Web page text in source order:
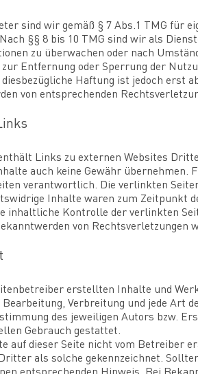
sind wir gemäß § 7 Abs.1 TMG für
§§ 8 bis 10 TMG sind wir als
zu überwachen oder nach
Entfernung oder Sperrung der
Haftung ist jedoch erst
von entsprechenden
Links zu externen Websites
auch keine Gewähr
verantwortlich. Die verlinkten
Inhalte waren zum Zeitpunkt
inhaltliche Kontrolle der verlinkten
von Rechtsverletzungen
erstellten Inhalte und
Verbreitung und jede Art
des jeweiligen Autors bzw.
Gebrauch gestattet.
auf dieser Seite nicht vom Betreiber
als solche gekennzeichnet.
entsprechenden Hinweis. Bei